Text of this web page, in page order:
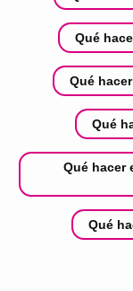
Qué
Qué
Qué
Qué hacer
Qué